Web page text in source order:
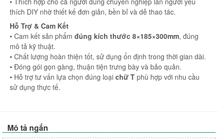
thích DIY nhờ thiết kế đơn giản, bền bỉ và dễ thao tác.
Hỗ Trợ & Cam Kết
• Cam kết sản phẩm đúng kích thước 8×185×300mm, đúng
mô tả kỹ thuật.
• Chất lượng hoàn thiện tốt, sử dụng ổn định trong thời gian dài.
• Đóng gói gọn gàng, thuận tiện trưng bày và bảo quản.
• Hỗ trợ tư vấn lựa chọn đúng loại chữ T phù hợp với nhu cầu
sử dụng thực tế.
Mô tả ngắn